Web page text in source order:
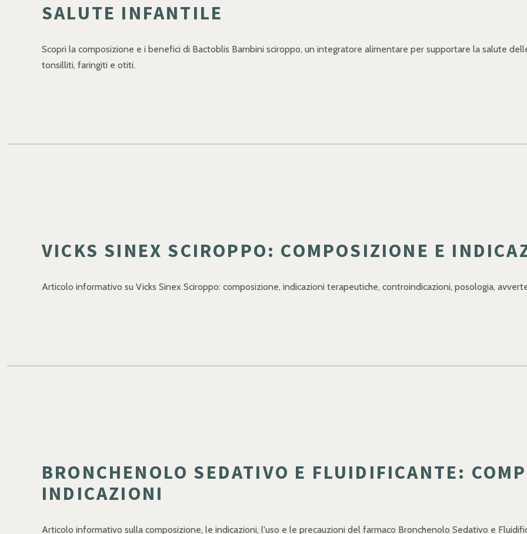
SALUTE INFANTILE
Scopri la composizione e i benefici di Bactoblis Bambini sciroppo, un integratore alimentare per supportare la salute
tonsilliti, faringiti e otiti.
VICKS SINEX SCIROPPO: COMPOSIZIONE E
Articolo informativo su Vicks Sinex Sciroppo: composizione, indicazioni terapeutiche, controindicazioni, posologia,
BRONCHENOLO SEDATIVO E FLUIDIFICANTE:
INDICAZIONI
Articolo informativo sulla composizione, le indicazioni, l'uso e le precauzioni del farmaco Bronchenolo Sedativo e